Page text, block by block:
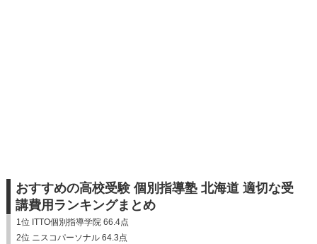
おすすめの高校受験 個別指導塾 北海道 適切な受
講費用ランキングまとめ
1位 ITTO個別指導学院 66.4点
2位 ニスコパーソナル 64.3点